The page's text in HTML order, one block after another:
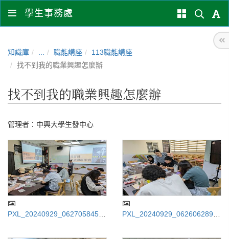
學生事務處
知識庫 職能講座
113職能講座
找不到我的職業興趣怎麼辦
找不到我的職業興趣怎麼辦
管理者： 中興大學生發中心
PXL_20240929_062705845.jp
PXL_20240929_062606289.M